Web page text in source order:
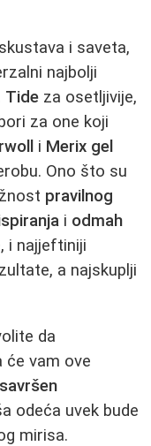
i saveta,
najbolji
Tide za osetljivije,
za one koji
i Merix gel
Ono što su
pravilnog
i odmah
i najjeftiniji
a najskuplji
da
će vam ove
savršen
odeća uvek bude
mirisa.